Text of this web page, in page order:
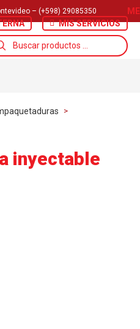
– (+598) 29085350
MIS SERVICIOS
>
inyectable